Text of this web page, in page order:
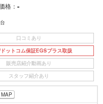
格 -
台
口コミあり
ットコム保証EGSプラス取扱
販売店紹介動画あり
スタッフ紹介あり
MAP